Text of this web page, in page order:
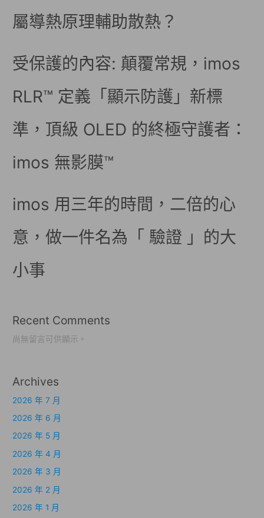
屬導熱原理輔助散熱？
受保護的內容: 顛覆常規，imos
RLR™ 定義「顯示防護」新標
準，頂級 OLED 的終極守護者：
imos 無影膜™
imos 用三年的時間，二倍的心
意，做一件名為「 驗證 」的大
小事
Recent Comments
尚無留言可供顯示。
Archives
2026 年 7 月
2026 年 6 月
2026 年 5 月
2026 年 4 月
2026 年 3 月
2026 年 2 月
2026 年 1 月